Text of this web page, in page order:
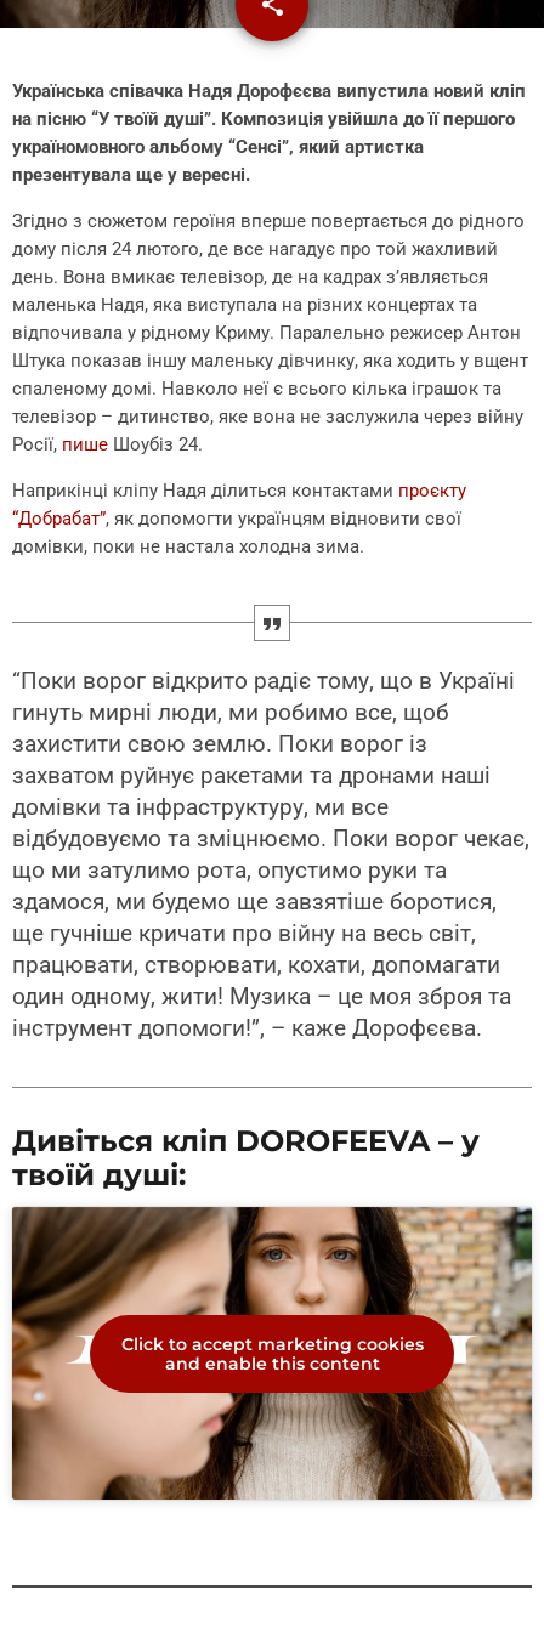
Українська співачка Надя Дорофєєва випустила новий кліп
на пісню “У твоїй душі”. Композиція увійшла до її першого
україномовного альбому “Сенсі”, який артистка
презентувала ще у вересні.
Згідно з сюжетом героїня вперше повертається до рідного
дому після 24 лютого, де все нагадує про той жахливий
день. Вона вмикає телевізор, де на кадрах з’являється
маленька Надя, яка виступала на різних концертах та
відпочивала у рідному Криму. Паралельно режисер Антон
Штука показав іншу маленьку дівчинку, яка ходить у вщент
спаленому домі. Навколо неї є всього кілька іграшок та
телевізор – дитинство, яке вона не заслужила через війну
Росії, пише Шоубіз 24.
Наприкінці кліпу Надя ділиться контактами проєкту
“Добрабат”, як допомогти українцям відновити свої
домівки, поки не настала холодна зима.
“Поки ворог відкрито радіє тому, що в Україні
гинуть мирні люди, ми робимо все, щоб
захистити свою землю. Поки ворог із
захватом руйнує ракетами та дронами наші
домівки та інфраструктуру, ми все
відбудовуємо та зміцнюємо. Поки ворог чекає,
що ми затулимо рота, опустимо руки та
здамося, ми будемо ще завзятіше боротися,
ще гучніше кричати про війну на весь світ,
працювати, створювати, кохати, допомагати
один одному, жити! Музика – це моя зброя та
інструмент допомоги!”, – каже Дорофєєва.
Дивіться кліп DOROFEEVA – у
твоїй душі:
Click to accept marketing cookies
and enable this content